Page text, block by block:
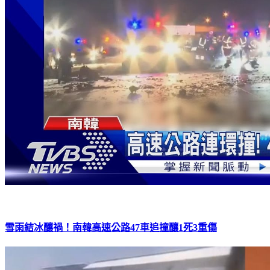
雪雨結冰釀禍！南韓高速公路47車追撞釀1死3重傷